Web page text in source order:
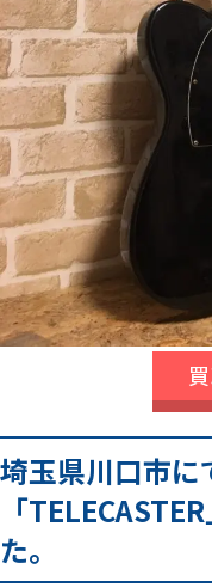
埼玉県川口市
「
た。